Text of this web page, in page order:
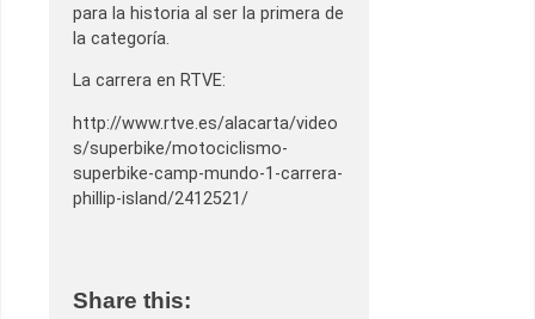
para la historia al ser la primera de
la categoría.
La carrera en RTVE:
http://www.rtve.es/alacarta/video
s/superbike/motociclismo-
superbike-camp-mundo-1-carrera-
phillip-island/2412521/
Share this: